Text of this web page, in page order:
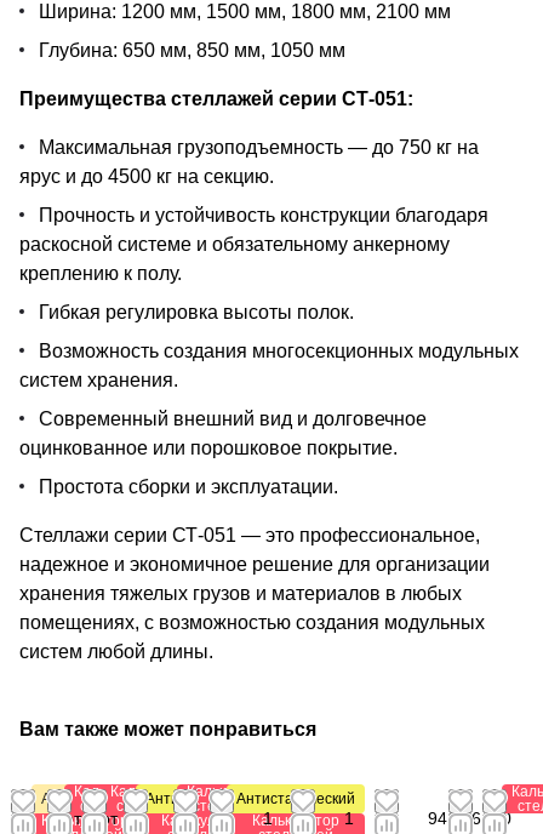
Ширина: 1200 мм, 1500 мм, 1800 мм, 2100 мм
Глубина: 650 мм, 850 мм, 1050 мм
Преимущества стеллажей серии СТ-051:
Максимальная грузоподъемность — до 750 кг на
ярус и до 4500 кг на секцию.
Прочность и устойчивость конструкции благодаря
раскосной системе и обязательному анкерному
креплению к полу.
Гибкая регулировка высоты полок.
Возможность создания многосекционных модульных
систем хранения.
Современный внешний вид и долговечное
оцинкованное или порошковое покрытие.
Простота сборки и эксплуатации.
Стеллажи серии СТ-051 — это профессиональное,
надежное и экономичное решение для организации
хранения тяжелых грузов и материалов в любых
помещениях, с возможностью создания модульных
систем любой длины.
Вам также может понравиться
Акция
Калькулятор
от
Калькулятор
стеллажей
от
Калькулятор
стеллажей
от
Антистатический
Калькулятор
от 2
Калькулятор
стеллажей
от
Антистатический
Калькулятор
от
1
1
941,76
0